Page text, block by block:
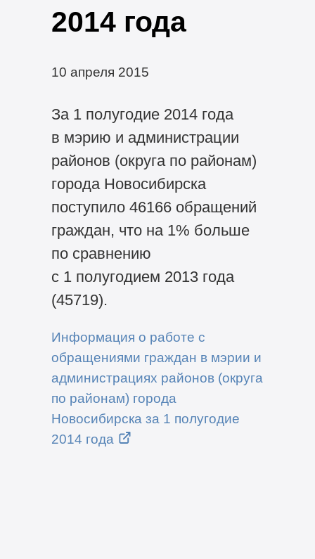
2014 года
10 апреля 2015
За 1 полугодие 2014 года
в мэрию и администрации
районов (округа по районам)
города Новосибирска
поступило 46166 обращений
граждан, что на 1% больше
по сравнению
с 1 полугодием 2013 года
(45719).
Информация о работе с
обращениями граждан в мэрии и
администрациях районов (округа
по районам) города
Новосибирска за 1 полугодие
2014 года